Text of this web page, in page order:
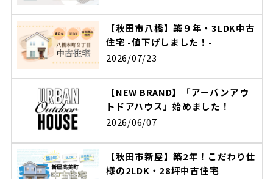
【秋田市八橋】築９年・3LDK中古
住宅 -値下げしました！-
2026/07/23
【NEW BRAND】「アーバンアウ
トドアハウス」始めました！
2026/06/07
【秋田市新屋】築2年！こだわり仕
様の2LDK・28坪中古住宅